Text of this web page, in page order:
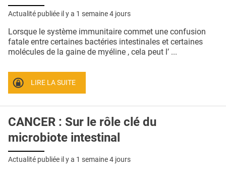
QUI SOMMES-NOUS ?
CONDITIONS GÉNÉRALES
CRÉDITS
Actualité publiée il y a 1 semaine 4 jours
Lorsque le système immunitaire commet une confusion
fatale entre certaines bactéries intestinales et certaines
molécules de la gaine de myéline , cela peut l’ ...
LIRE LA SUITE
CANCER : Sur le rôle clé du
microbiote intestinal
Actualité publiée il y a 1 semaine 4 jours